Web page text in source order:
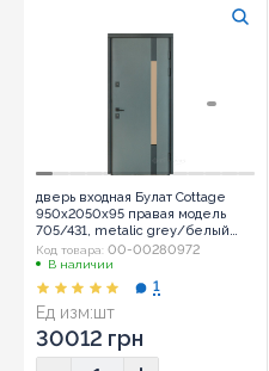
дверь входная Булат Cottage
950x2050x95 правая модель
705/431, metalic grey/белый
атласный (0130)
Код товара: 00-00280972
В наличии
Ед изм:шт
1
30012 грн